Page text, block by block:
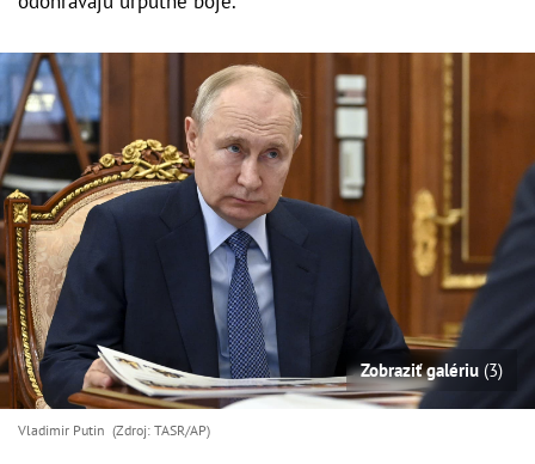
Zobraziť galériu (3)
Vladimir Putin (Zdroj: TASR/AP)